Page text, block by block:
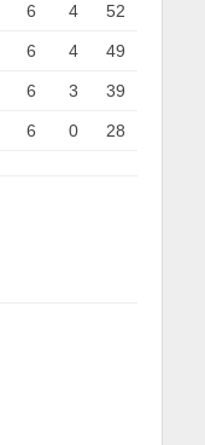
6 4 52
6 4 49
6 3 39
6 0 28